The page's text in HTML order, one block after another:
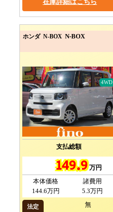
在庫詳細はこちら
ホンダ N-BOX N-BOX
4WD
支払総額
149.9 万円
本体価格
144.6万円
諸費用
5.3万円
法定
無